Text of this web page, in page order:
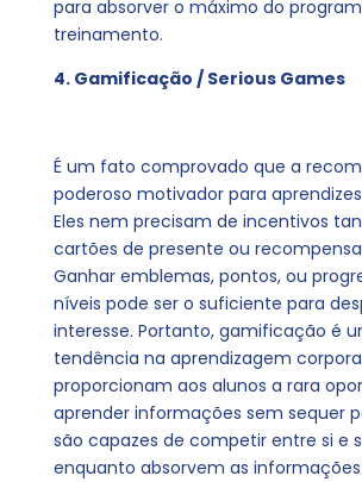
para absorver o máximo do
treinamento.
4. Gamificação / Serious Games
É um fato comprovado que a
poderoso motivador para
Eles nem precisam de incentivos
cartões de presente ou
Ganhar emblemas, pontos, ou
níveis pode ser o suficiente para
interesse. Portanto, gamificação é
tendência na aprendizagem
proporcionam aos alunos a rara
aprender informações sem sequer
são capazes de competir entre si e
enquanto absorvem as informações